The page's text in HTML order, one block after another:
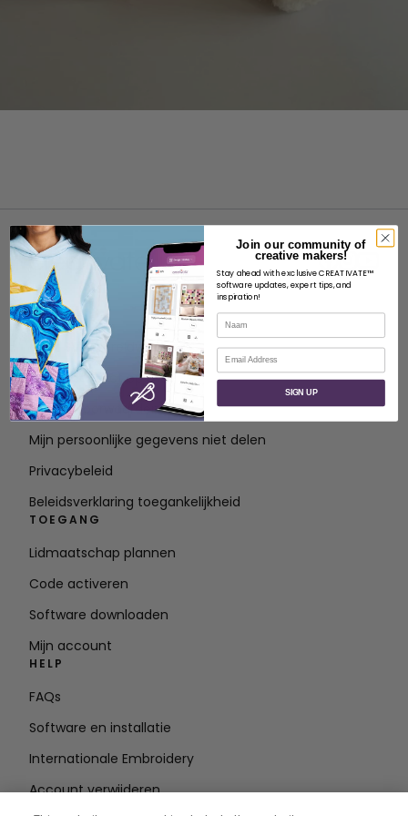
OVER
Over SVP Wereldwijd
Neem contact op met
Servicevoorwaarden
Mijn persoonlijke gegevens niet delen
Privacybeleid
Beleidsverklaring toegankelijkheid
TOEGANG
Lidmaatschap plannen
Code activeren
Software downloaden
Mijn account
HELP
FAQs
Software en installatie
Internationale Embroidery
Account verwijderen
Join our community of
creative makers!
Stay ahead with exclusive CREATIVATE™
software updates, expert tips, and
inspiration!
Naam
E-mail
SIGN UP